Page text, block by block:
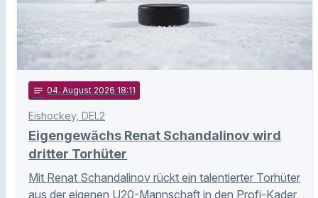
notes 04. August 2026 18:11
Eishockey, DEL2
Eigengewächs Renat Schandalinov wird
dritter Torhüter
Mit Renat Schandalinov rückt ein talentierter Torhüter
aus der eigenen U20-Mannschaft in den Profi-Kader